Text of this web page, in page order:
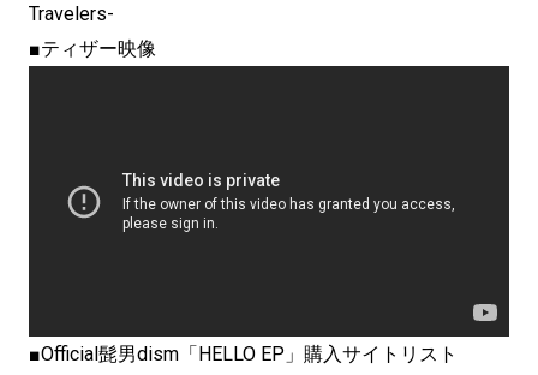
Travelers-
■ティザー映像
■Official髭男dism「HELLO EP」購入サイトリスト